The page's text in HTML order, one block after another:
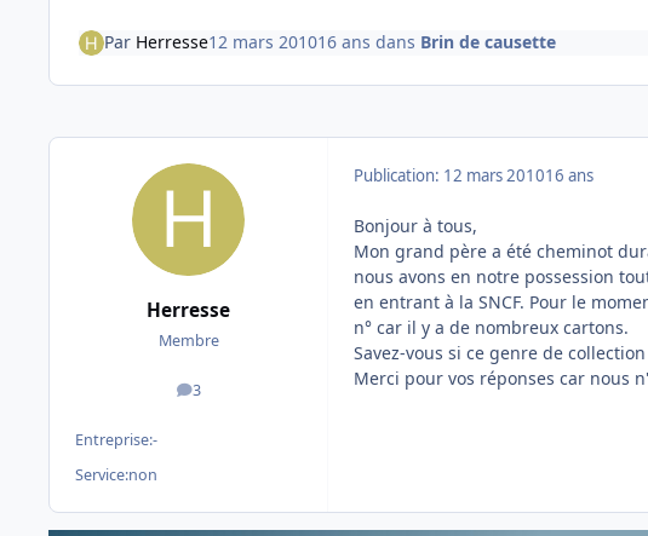
Par Herresse12 mars 201016 ans dans Brin de causette
Herresse
Membre
3
messages
Entreprise:-
Service:non
Publication: 12 mars 201016 ans
Bonjour à tous,
Mon grand père a été cheminot
nous avons en notre possession
en entrant à la SNCF. Pour le
n° car il y a de nombreux cartons.
Savez-vous si ce genre de
Merci pour vos réponses car nous